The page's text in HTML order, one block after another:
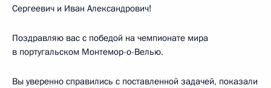
Сергеевич и Иван Александрович!
Поздравляю вас с победой на чемпионате мира
в португальском Монтемор-о-Велью.
Вы уверенно справились с поставленной задачей, показали